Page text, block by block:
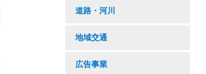
道路・河川
地域交通
広告事業